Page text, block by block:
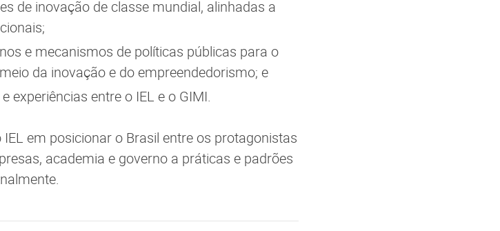
de inovação de classe mundial, alinhadas a
e mecanismos de políticas públicas para o
da inovação e do empreendedorismo; e
experiências entre o IEL e o GIMI.
em posicionar o Brasil entre os protagonistas
academia e governo a práticas e padrões